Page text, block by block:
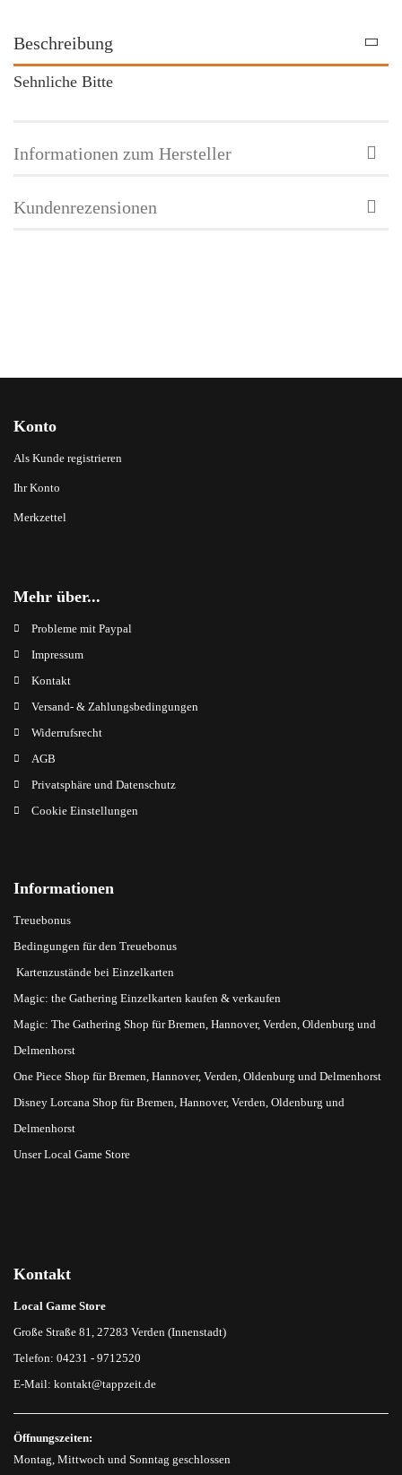
Beschreibung
Sehnliche Bitte
Informationen zum Hersteller
Kundenrezensionen
Konto
Als Kunde registrieren
Ihr Konto
Merkzettel
Mehr über...
Probleme mit Paypal
Impressum
Kontakt
Versand- & Zahlungsbedingungen
Widerrufsrecht
AGB
Privatsphäre und Datenschutz
Cookie Einstellungen
Informationen
Treuebonus
Bedingungen für den Treuebonus
Kartenzustände bei Einzelkarten
Magic: the Gathering Einzelkarten kaufen & verkaufen
Magic: The Gathering Shop für Bremen, Hannover, Verden, Oldenburg und
Delmenhorst
One Piece Shop für Bremen, Hannover, Verden, Oldenburg und Delmenhorst
Disney Lorcana Shop für Bremen, Hannover, Verden, Oldenburg und
Delmenhorst
Unser Local Game Store
Kontakt
Local Game Store
Große Straße 81, 27283 Verden (Innenstadt)
Telefon: 04231 - 9712520
E-Mail: kontakt@tappzeit.de
Öffnungszeiten:
Montag, Mittwoch und Sonntag geschlossen